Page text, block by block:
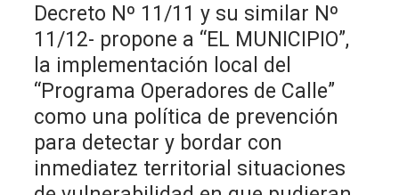
Decreto Nº 11/11 y su similar Nº
11/12- propone a “EL MUNICIPIO”,
la implementación local del
“Programa Operadores de Calle”
como una política de prevención
para detectar y bordar con
inmediatez territorial situaciones